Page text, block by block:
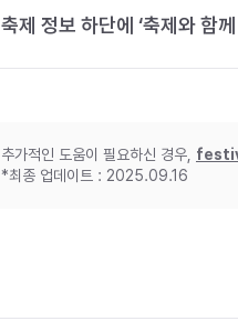
축제 정보 하단에 ‘축제와 함
추가적인 도움이 필요하신 경우,
*최종 업데이트 : 2025.09.16